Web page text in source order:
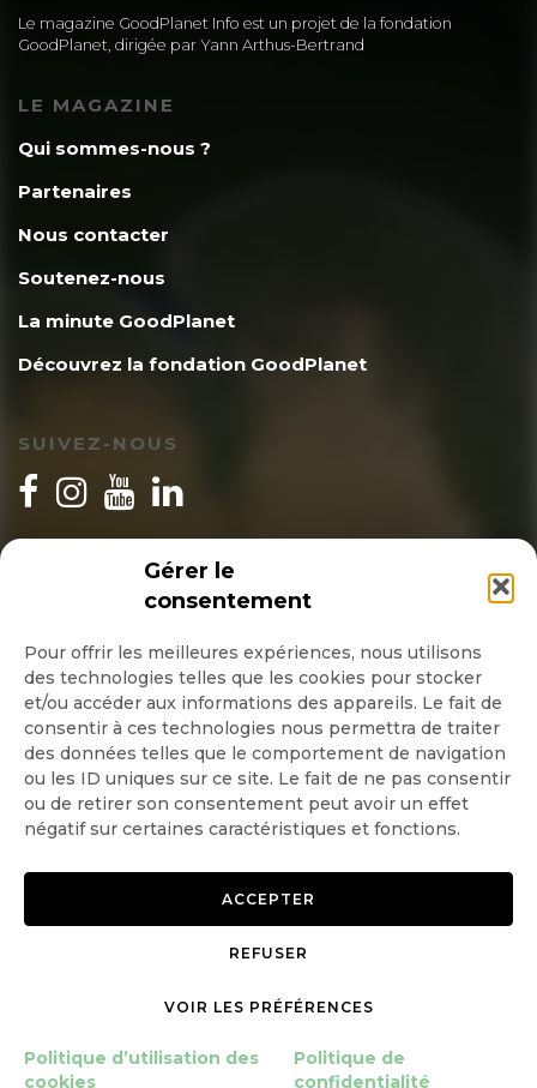
Gérer le
consentement
Pour offrir les meilleures expériences, nous utilisons
des technologies telles que les cookies pour stocker
et/ou accéder aux informations des appareils. Le fait de
consentir à ces technologies nous permettra de traiter
des données telles que le comportement de navigation
ou les ID uniques sur ce site. Le fait de ne pas consentir
ou de retirer son consentement peut avoir un effet
négatif sur certaines caractéristiques et fonctions.
ACCEPTER
REFUSER
VOIR LES PRÉFÉRENCES
Politique d’utilisation des
cookies
Politique de
confidentialité
Le magazine GoodPlanet Info est un projet de la fondation
GoodPlanet, dirigée par Yann Arthus-Bertrand
LE MAGAZINE
Qui sommes-nous ?
Partenaires
Nous contacter
Soutenez-nous
La minute GoodPlanet
Découvrez la fondation GoodPlanet
SUIVEZ-NOUS
INSCRIPTION NEWSLETTER
Quotidienne
Hebdo
OK
Politique de confidentialité
Gérer le consentement